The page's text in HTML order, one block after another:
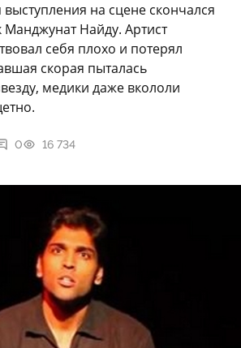
на сцене скончался
Найду. Артист
себя плохо и потерял
скорая пыталась
медики даже вкололи
0 16 734